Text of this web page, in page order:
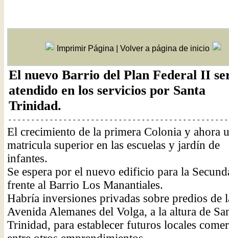
Imprimir Página Volver a página de inicio
El nuevo Barrio del Plan Federal II
atendido en los servicios por Santa
Trinidad.
- - - - - - - - - - - - - - - - - - - - - - - - - - - - - - - - - - - - - - - - - - - - - - -
El crecimiento de la primera Colonia y ahora
matricula superior en las escuelas y jardín de
infantes.
Se espera por el nuevo edificio para la
frente al Barrio Los Manantiales.
Habría inversiones privadas sobre predios de
Avenida Alemanes del Volga, a la altura de
Trinidad, para establecer futuros locales